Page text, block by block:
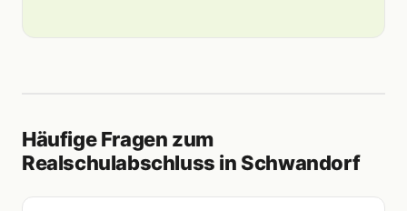
Häufige Fragen zum
Realschulabschluss in Schwandorf